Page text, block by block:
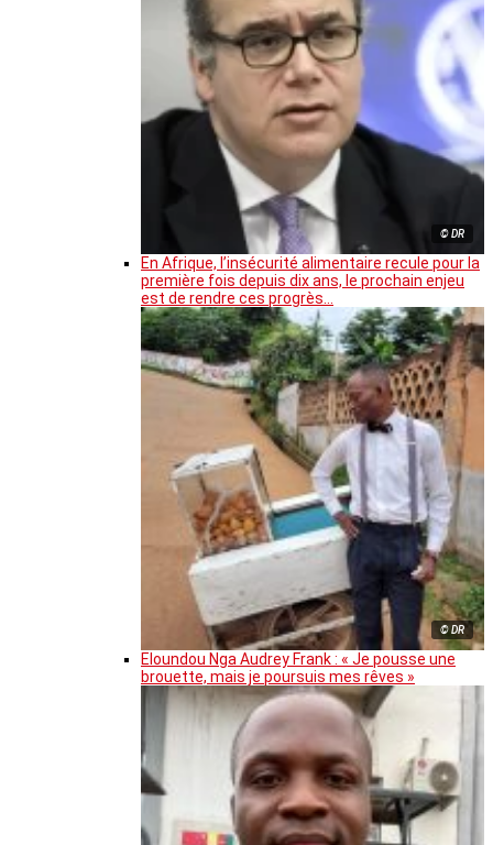
© DR
En Afrique, l’insécurité alimentaire recule pour la
première fois depuis dix ans, le prochain enjeu
est de rendre ces progrès…
© DR
Eloundou Nga Audrey Frank : « Je pousse une
brouette, mais je poursuis mes rêves »